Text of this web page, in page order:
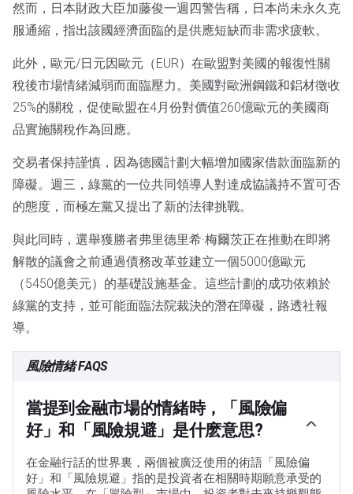
然而，日本財政大臣加藤俊一週四警告稱，日本尚未永久克
服通縮，指出該國經濟面臨的是供應短缺而非需求疲軟。
此外，歐元/日元因歐元（EUR）在歐盟對美國的報復性關
稅後市場情緒減弱而面臨壓力。美國對歐洲鋼鐵和鋁材徵收
25%的關稅，促使歐盟在4月份對價值260億歐元的美國商
品實施關稅作為回應。
交易者保持謹慎，因為德國計劃大幅增加國家借款面臨新的
障礙。週三，綠黨的一位共同領導人對達成協議持不置可否
的態度，而極左黨又提出了新的法律挑戰。
與此同時，選舉獲勝者弗里德里希·梅爾茨正在推動在即將
解散的議會之前通過債務改革並建立一個5000億歐元
（5450億美元）的基礎設施基金。這些計劃的成功依賴於
綠黨的支持，並可能面臨法院裁決的潛在障礙，路透社報
導。
風險情緒 FAQS
當提到金融市場的情緒時，「風險偏
好」和「風險規避」是什麽意思?
在金融行話的世界裏，兩個被廣泛使用的術語「風險偏
好」和「風險規避」指的是投資者在相關時期願意承受的